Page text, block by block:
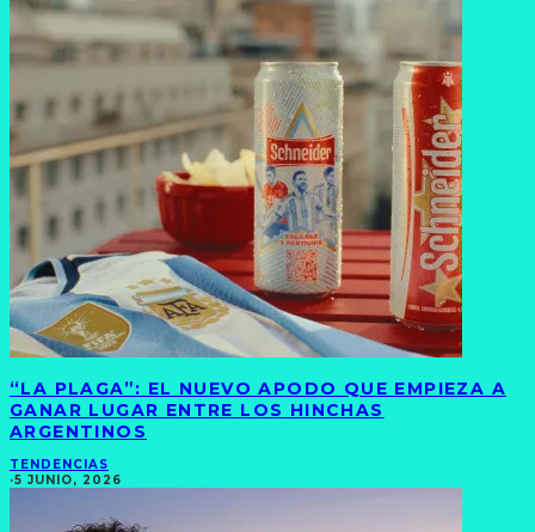
“LA PLAGA”: EL NUEVO APODO QUE EMPIEZA A
GANAR LUGAR ENTRE LOS HINCHAS
ARGENTINOS
TENDENCIAS
·5 JUNIO, 2026